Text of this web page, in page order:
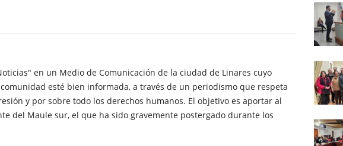
en un Medio de Comunicación de la ciudad de Linares cuyo
esté bien informada, a través de un periodismo que respeta
y por sobre todo los derechos humanos. El objetivo es aportar al
del Maule sur, el que ha sido gravemente postergado durante los